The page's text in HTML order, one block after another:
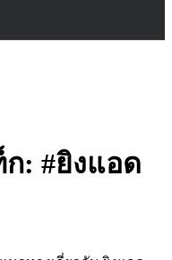
: #ยิงแอด